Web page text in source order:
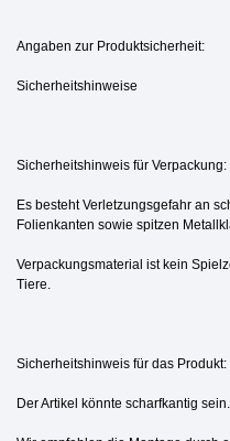
Angaben zur Produktsicherheit:
Sicherheitshinweise
Sicherheitshinweis für Verpackung:
Es besteht Verletzungsgefahr an
Folienkanten sowie spitzen
Verpackungsmaterial ist kein
Tiere.
Sicherheitshinweis für das Produkt:
Der Artikel könnte scharfkantig